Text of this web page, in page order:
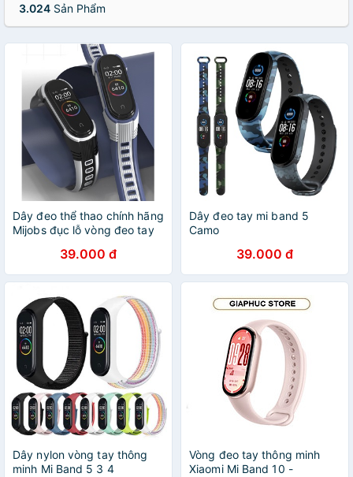
3.024 Sản Phẩm
Dây đeo thể thao chính hãng
Mijobs đục lỗ vòng đeo tay
được Mi band 3 / 4 )
39.000 đ
Dây đeo tay mi band 5
Camo
39.000 đ
Dây nylon vòng tay thông
minh Mi Band 5 3 4
Vòng đeo tay thông minh
Xiaomi Mi Band 10 -